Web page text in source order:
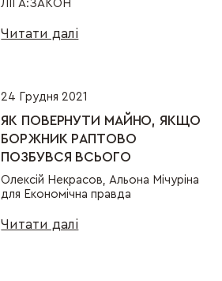
ЛІГА:ЗАКОН
Читати далі
24 Грудня 2021
ЯК ПОВЕРНУТИ МАЙНО, ЯКЩО
БОРЖНИК РАПТОВО
ПОЗБУВСЯ ВСЬОГО
Олексій Некрасов, Альона Мічуріна
для Економічна правда
Читати далі